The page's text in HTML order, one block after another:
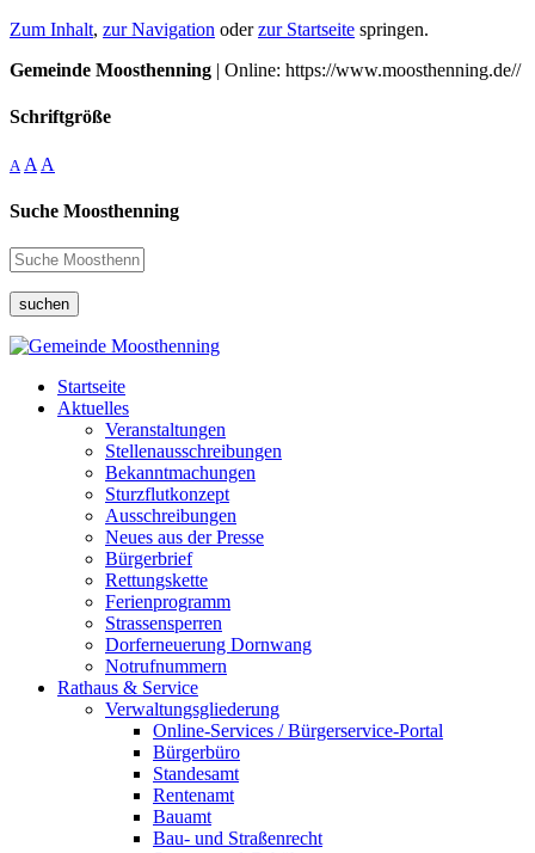
Zum Inhalt, zur Navigation oderzur Startseite springen.
Gemeinde Moosthenning | Online: https://www.moosthenning.de//
Schriftgröße
A A A
Suche Moosthenning
suchen
Startseite
Aktuelles
Veranstaltungen
Stellenausschreibungen
Bekanntmachungen
Sturzflutkonzept
Ausschreibungen
Neues aus der Presse
Bürgerbrief
Rettungskette
Ferienprogramm
Strassensperren
Dorferneuerung Dornwang
Notrufnummern
Rathaus & Service
Verwaltungsgliederung
Online-Services / Bürgerservice-Portal
Bürgerbüro
Standesamt
Rentenamt
Bauamt
Bau- und Straßenrecht